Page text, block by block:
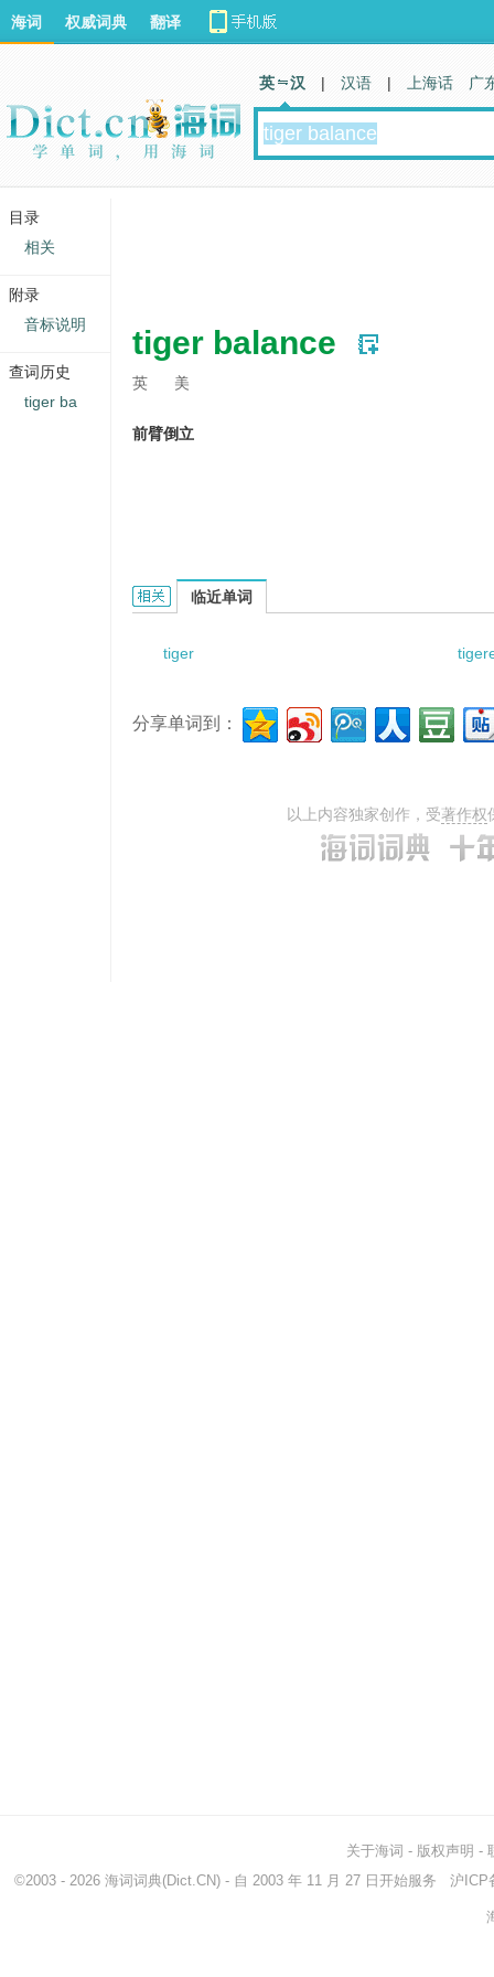
tiger balance
英 美
前臂倒立
tiger balance的相关资料：
临近单词
tiger
分享单词到：
以上内容独家创作，受著作权
海词 权威词典 翻译
英 汉 | 汉语 | 上海话 广
关于海词 - 版权声明 -
©2003 - 2026 海词词典(Dict.CN) - 自 2003 年 11 月 27 日开始服务 沪ICP
目录
相关
附录
音标说明
查词历史
tiger ba